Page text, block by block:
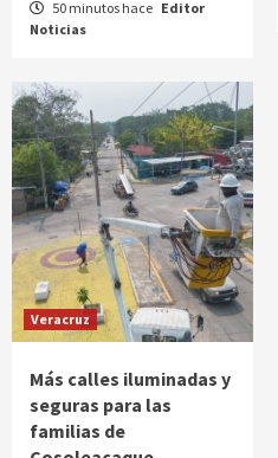
50 minutos hace Editor
Noticias
Veracruz
Más calles iluminadas y
seguras para las
familias de